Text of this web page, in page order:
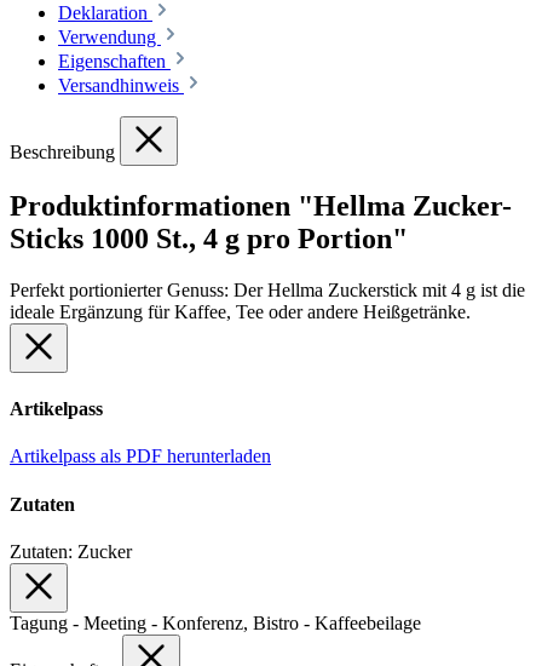
Deklaration
Verwendung
Eigenschaften
Versandhinweis
Beschreibung
Produktinformationen "Hellma Zucker-
Sticks 1000 St., 4 g pro Portion"
Perfekt portionierter Genuss: Der Hellma Zuckerstick mit 4 g ist die
ideale Ergänzung für Kaffee, Tee oder andere Heißgetränke.
Artikelpass
Artikelpass als PDF herunterladen
Zutaten
Zutaten: Zucker
Tagung - Meeting - Konferenz, Bistro - Kaffeebeilage